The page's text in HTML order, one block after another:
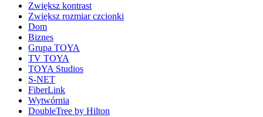
Zwiększ kontrast
Zwiększ rozmiar czcionki
Dom
Biznes
Grupa TOYA
TV TOYA
TOYA Studios
S-NET
FiberLink
Wytwórnia
DoubleTree by Hilton